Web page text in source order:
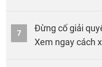
7
Đừng cố giải
Xem ngay cách